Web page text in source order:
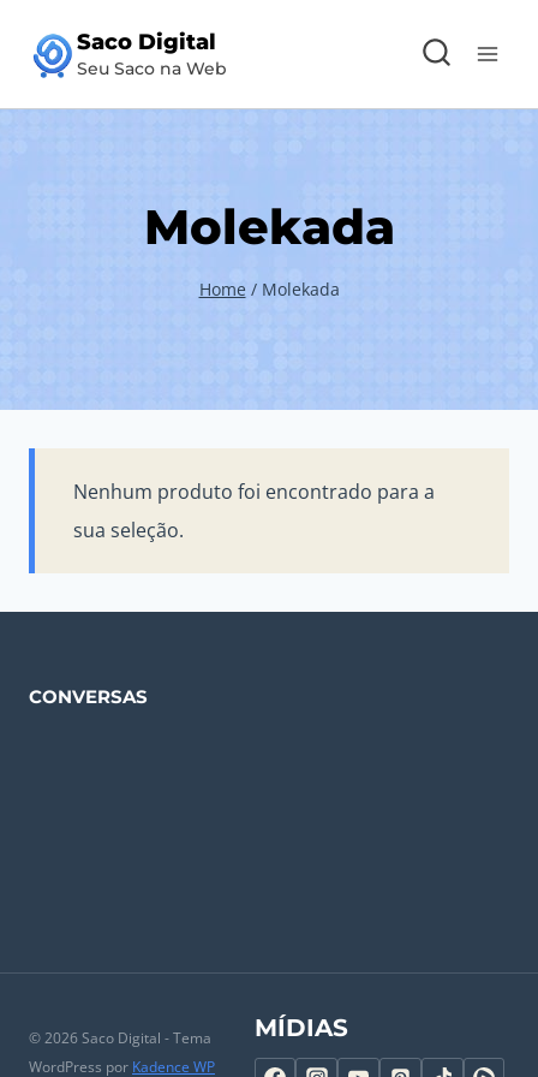
para
Saco Digital
Seu Saco na Web
Molekada
Home / Molekada
Nenhum produto foi encontrado para a
sua seleção.
CONVERSAS
© 2026 Saco Digital - Tema
WordPress por Kadence WP
MÍDIAS